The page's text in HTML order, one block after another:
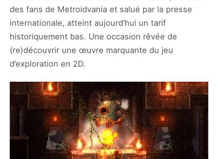
des fans de Metroidvania et salué par la presse
internationale, atteint aujourd’hui un tarif
historiquement bas. Une occasion rêvée de
(re)découvrir une œuvre marquante du jeu
d’exploration en 2D.